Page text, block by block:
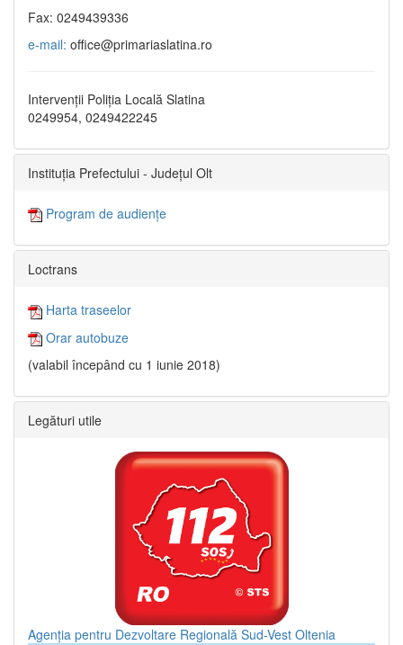
Fax: 0249439336
e-mail: office@primariaslatina.ro
Intervenții Poliția Locală Slatina
0249954, 0249422245
Instituția Prefectului - Județul Olt
Program de audiențe
Loctrans
Harta traseelor
Orar autobuze
(valabil începând cu 1 iunie 2018)
Legături utile
Agenția pentru Dezvoltare Regională Sud-Vest Oltenia